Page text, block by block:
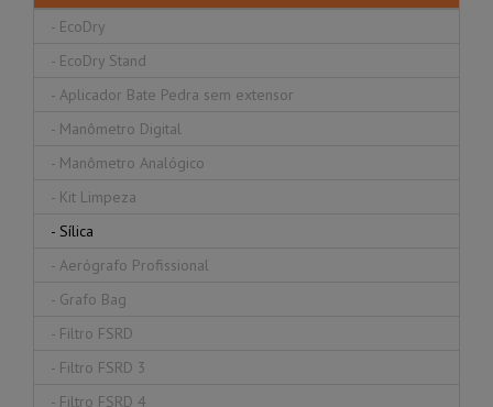
- EcoDry
- EcoDry Stand
- Aplicador Bate Pedra sem extensor
- Manômetro Digital
- Manômetro Analógico
- Kit Limpeza
- Sílica
- Aerógrafo Profissional
- Grafo Bag
- Filtro FSRD
- Filtro FSRD 3
- Filtro FSRD 4